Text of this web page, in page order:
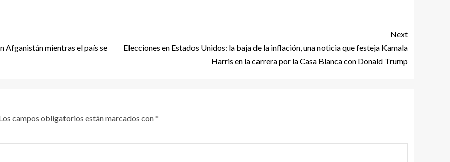
Afganistán mientras el país se
Next
Elecciones en Estados Unidos: la baja de la inflación, una noticia que festeja Kamala
Harris en la carrera por la Casa Blanca con Donald Trump
campos obligatorios están marcados con*